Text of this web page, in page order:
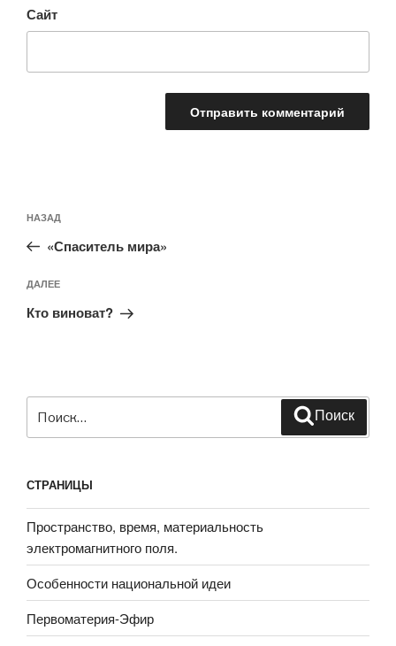
Сайт
по
записям
Предыдущая
запись:
НАЗАД
«Спаситель мира»
Следующая
запись
ДАЛЕЕ
Кто виноват?
Поиск
СТРАНИЦЫ
Пространство, время, материальность
электромагнитного поля.
Особенности национальной идеи
Первоматерия-Эфир